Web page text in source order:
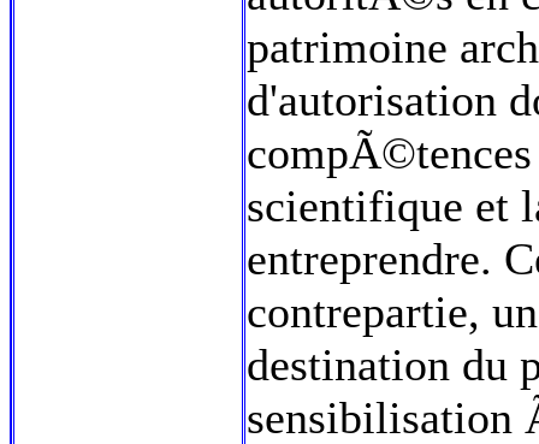
patrimoine
d'autorisation
scientifique et
entreprendre.
contrepartie,
destination du